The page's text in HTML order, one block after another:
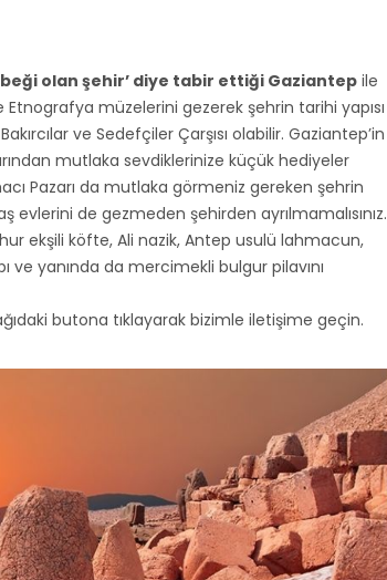
olan şehir’ diye tabir ettiği Gaziantep ile
müzelerini gezerek şehrin tarihi yapısı
ve Sedefçiler Çarşısı olabilir. Gaziantep’in
mutlaka sevdiklerinize küçük hediyeler
Pazarı da mutlaka görmeniz gereken şehrin
de gezmeden şehirden ayrılmamalısınız.
ekşili köfte, Ali nazik, Antep usulü lahmacun,
ve yanında da mercimekli bulgur pilavını
butona tıklayarak bizimle iletişime geçin.